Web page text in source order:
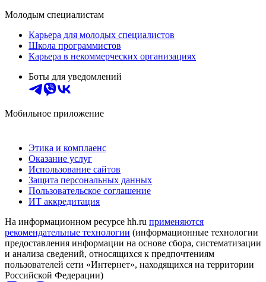
Молодым специалистам
Карьера для молодых специалистов
Школа программистов
Карьера в некоммерческих организациях
Боты для уведомлений
Мобильное приложение
Этика и комплаенс
Оказание услуг
Использование сайтов
Защита персональных данных
Пользовательское соглашение
ИТ аккредитация
На информационном ресурсе hh.ru применяются
рекомендательные технологии (информационные технологии
предоставления информации на основе сбора, систематизации
и анализа сведений, относящихся к предпочтениям
пользователей сети «Интернет», находящихся на территории
Российской Федерации)